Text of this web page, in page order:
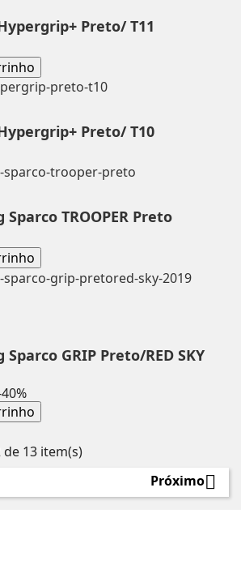
Preto/ T11
Preto/ T10
TROOPER Preto
GRIP Preto/RED SKY
Preço
13 item(s)
Próximo